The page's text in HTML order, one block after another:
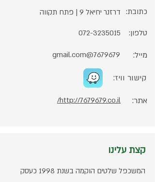
דרזנר יחיאל 9 | פתח תקווה כתובת:
072-3235015 טלפון:
7679679@gmail.com מייל:
קישור וויז:
http://7679679.co.il/ אתר:
קצת עלינו
המשכפל שלטים הוקמה בשנת 1998 כעסק